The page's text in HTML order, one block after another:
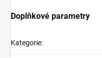
Doplňkové parametry
Kategorie: